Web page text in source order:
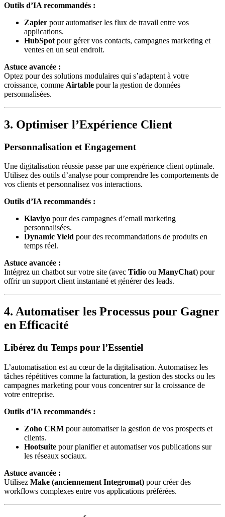
Outils d’IA recommandés :
Zapier pour automatiser les flux de travail entre vos
applications.
HubSpot pour gérer vos contacts, campagnes marketing et
ventes en un seul endroit.
Astuce avancée :
Optez pour des solutions modulaires qui s’adaptent à votre
croissance, comme Airtable pour la gestion de données
personnalisées.
3. Optimiser l’Expérience Client
Personnalisation et Engagement
Une digitalisation réussie passe par une expérience client optimale.
Utilisez des outils d’analyse pour comprendre les comportements de
vos clients et personnalisez vos interactions.
Outils d’IA recommandés :
Klaviyo pour des campagnes d’email marketing
personnalisées.
Dynamic Yield pour des recommandations de produits en
temps réel.
Astuce avancée :
Intégrez un chatbot sur votre site (avec Tidio ou ManyChat) pour
offrir un support client instantané et générer des leads.
4. Automatiser les Processus pour Gagner
en Efficacité
Libérez du Temps pour l’Essentiel
L’automatisation est au cœur de la digitalisation. Automatisez les
tâches répétitives comme la facturation, la gestion des stocks ou les
campagnes marketing pour vous concentrer sur la croissance de
votre entreprise.
Outils d’IA recommandés :
Zoho CRM pour automatiser la gestion de vos prospects et
clients.
Hootsuite pour planifier et automatiser vos publications sur
les réseaux sociaux.
Astuce avancée :
Utilisez Make (anciennement Integromat) pour créer des
workflows complexes entre vos applications préférées.